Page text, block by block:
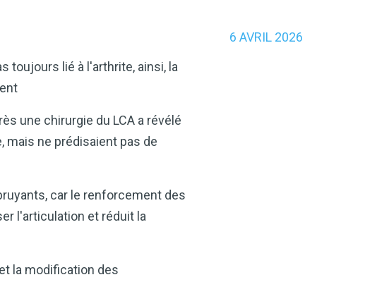
6 AVRIL 2026
toujours lié à l'arthrite, ainsi, la
une chirurgie du LCA a révélé
mais ne prédisaient pas de
car le renforcement des
l'articulation et réduit la
la modification des